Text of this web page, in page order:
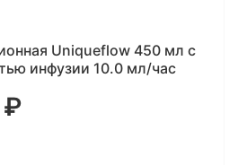
Uniqueflow 450 мл с
инфузии 10.0 мл/час
₽